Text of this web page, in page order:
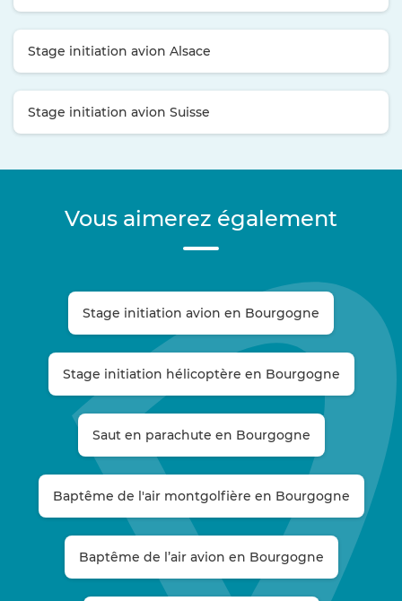
Stage initiation avion Alsace
Stage initiation avion Suisse
Vous aimerez également
Stage initiation avion en Bourgogne
Stage initiation hélicoptère en Bourgogne
Saut en parachute en Bourgogne
Baptême de l'air montgolfière en Bourgogne
Baptême de l’air avion en Bourgogne